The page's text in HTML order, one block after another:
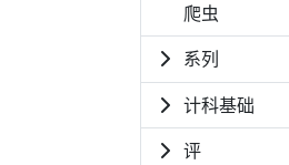
爬虫
系列
计科基础
评